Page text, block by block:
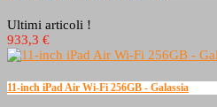
Ultimi articoli !
933,3 €
11-inch iPad Air Wi-Fi 256GB - Galassia